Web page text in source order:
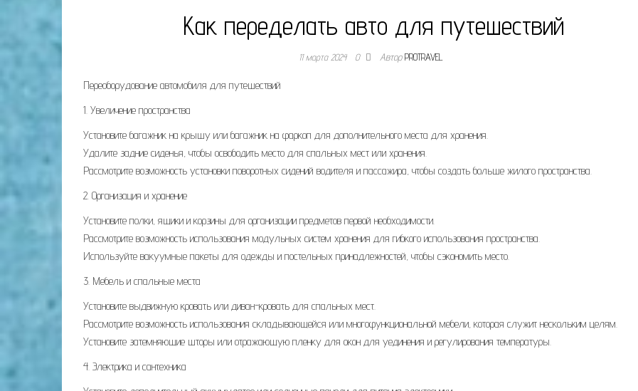
Как переделать авто для путешествий
11 марта 2024 0 АвторPROTRAVEL
Переоборудование автомобиля для путешествий
1. Увеличение пространства
Установите багажник на крышу или багажник на фаркоп для дополнительного места для хранения.
Удалите задние сиденья, чтобы освободить место для спальных мест или хранения.
Рассмотрите возможность установки поворотных сидений водителя и пассажира, чтобы создать больше жилого пространства.
2. Организация и хранение
Установите полки, ящики и корзины для организации предметов первой необходимости.
Рассмотрите возможность использования модульных систем хранения для гибкого использования пространства.
Используйте вакуумные пакеты для одежды и постельных принадлежностей, чтобы сэкономить место.
3. Мебель и спальные места
Установите выдвижную кровать или диван-кровать для спальных мест.
Рассмотрите возможность использования складывающейся или многофункциональной мебели, которая служит нескольким целям.
Установите затемняющие шторы или отражающую пленку для окон для уединения и регулирования температуры.
4. Электрика и сантехника